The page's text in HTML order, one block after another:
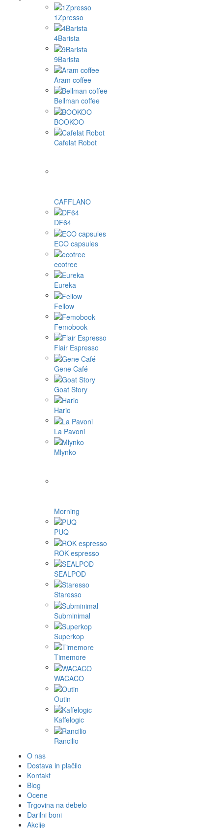
1Zpresso
4Barista
9Barista
Aram coffee
Bellman coffee
BOOKOO
Cafelat Robot
CAFFLANO
DF64
ECO capsules
ecotree
Eureka
Fellow
Femobook
Flair Espresso
Gene Café
Goat Story
Hario
La Pavoni
Mlynko
Morning
PUQ
ROK espresso
SEALPOD
Staresso
Subminimal
Superkop
Timemore
WACACO
Outin
Kaffelogic
Rancilio
O nas
Dostava in plačilo
Kontakt
Blog
Ocene
Trgovina na debelo
Darilni boni
Akcije